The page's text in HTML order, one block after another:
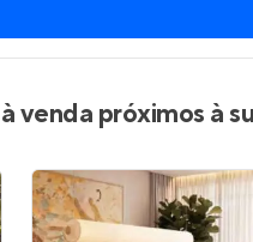
venda próximos à